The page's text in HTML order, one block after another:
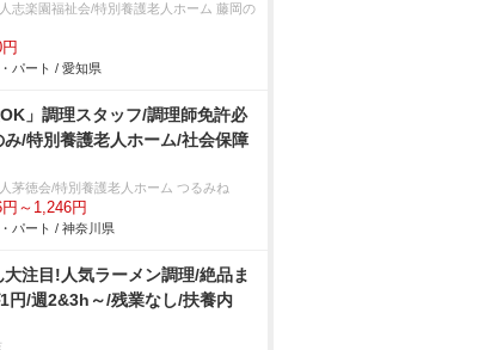
志楽園福祉会/特別養護老人ホーム 藤岡の
パート / 愛知県
OK」調理スタッフ/調理師免許必
み/特別養護老人ホーム/社会保障
茅徳会/特別養護老人ホーム つるみね
～1,246円
パート / 神奈川県
大注目!人気ラーメン調理/絶品ま
円/週2&3h～/残業なし/扶養内